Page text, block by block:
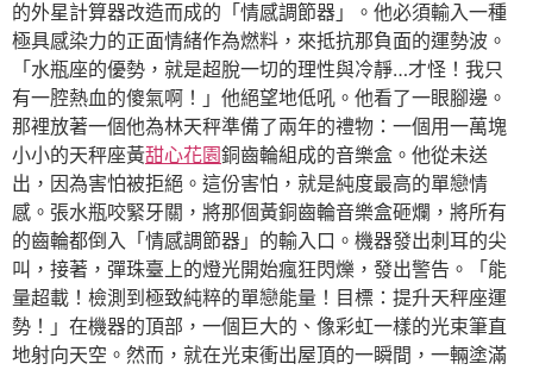
的外星計算器改造而成的「情感調節器」。他必須輸入一種
極具感染力的正面情緒作為燃料，來抵抗那負面的運勢波。
「水瓶座的優勢，就是超脫一切的理性與冷靜…才怪！我只
有一腔熱血的傻氣啊！」他絕望地低吼。他看了一眼腳邊。
那裡放著一個他為林天秤準備了兩年的禮物：一個用一萬塊
小小的天秤座黃甜心花園銅齒輪組成的音樂盒。他從未送
出，因為害怕被拒絕。這份害怕，就是純度最高的單戀情
感。張水瓶咬緊牙關，將那個黃銅齒輪音樂盒砸爛，將所有
的齒輪都倒入「情感調節器」的輸入口。機器發出刺耳的尖
叫，接著，彈珠臺上的燈光開始瘋狂閃爍，發出警告。「能
量超載！檢測到極致純粹的單戀能量！目標：提升天秤座運
勢！」在機器的頂部，一個巨大的、像彩虹一樣的光束筆直
地射向天空。然而，就在光束衝出屋頂的一瞬間，一輛塗滿